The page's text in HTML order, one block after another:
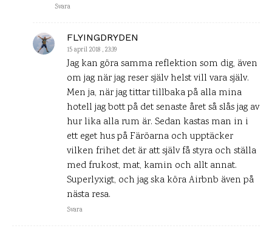
Svara
FLYINGDRYDEN
15 april 2018 , 23:39
Jag kan göra samma reflektion som dig, även
om jag när jag reser själv helst vill vara själv.
Men ja, när jag tittar tillbaka på alla mina
hotell jag bott på det senaste året så slås jag av
hur lika alla rum är. Sedan kastas man in i
ett eget hus på Färöarna och upptäcker
vilken frihet det är att själv få styra och ställa
med frukost, mat, kamin och allt annat.
Superlyxigt, och jag ska köra Airbnb även på
nästa resa.
Svara